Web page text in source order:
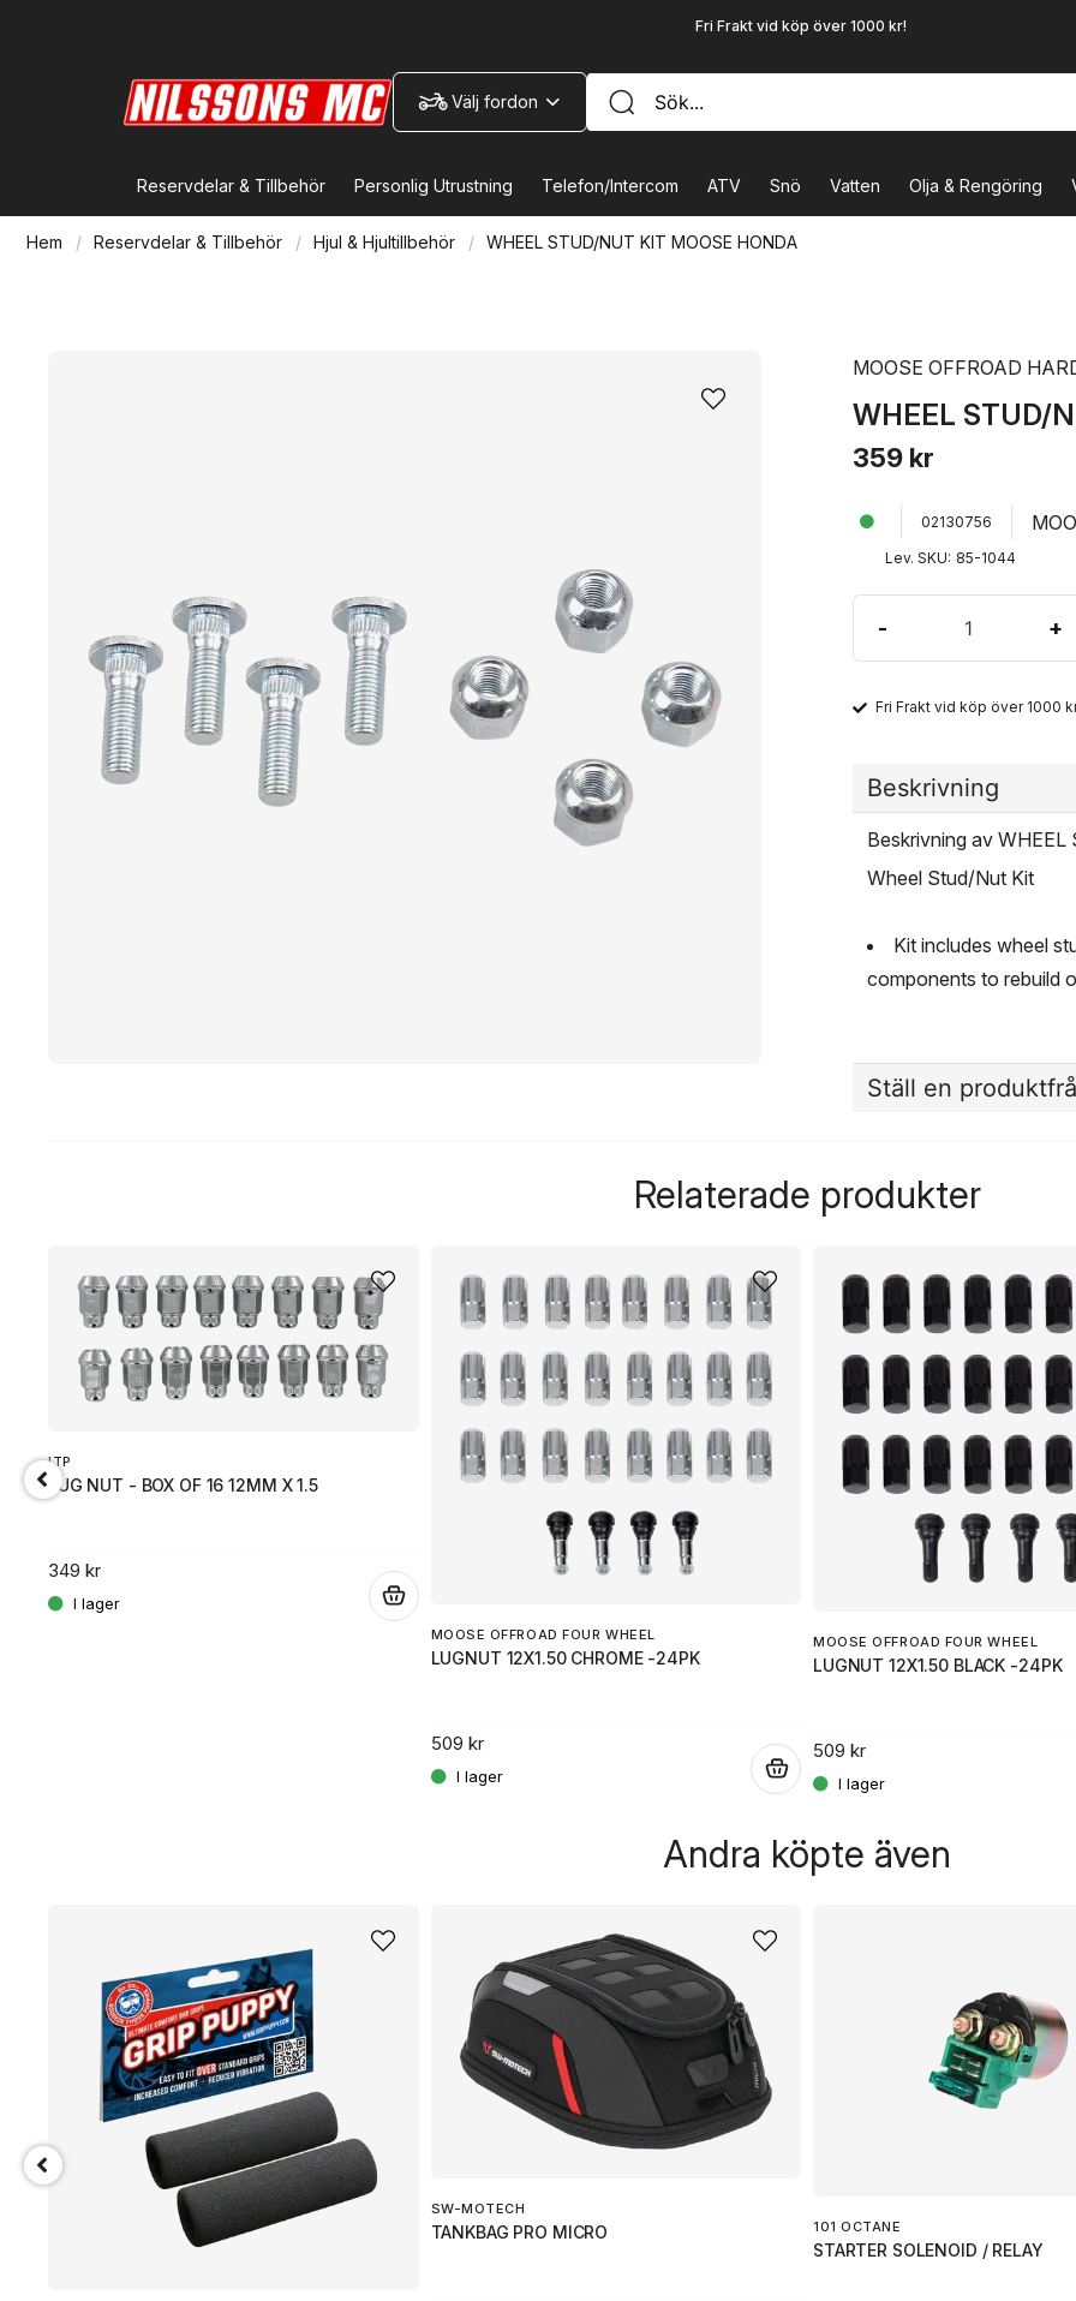
Fri Frakt vid köp över 1000 kr!
Välj fordon
Reservdelar & Tillbehör Personlig Utrustning Telefon/Intercom ATV Snö Vatten Olja & Rengöring
Hem Reservdelar & Tillbehör Hjul & Hjultillbehör WHEEL STUD/NUT KIT MOOSE HONDA
MOOSE OFFROAD
WHEEL STUD/
359 kr
02130756
Lev. SKU: 85-1044
- +
Fri Frakt vid köp över 1000
Beskrivning
Beskrivning av
Wheel Stud/Nut Kit
Kit includes wheel
components to rebuild
Ställ en
name
Namn
Ja, ni får publicera
Relaterade produkter
ITP
LUG NUT - BOX OF 16 12MM X 1.5
349 kr
MOOSE OFFROAD FOUR WHEEL
LUGNUT 12X1.50 CHROME -24PK
509 kr
MOOSE OFFROAD FOUR WHEEL
LUGNUT 12X1.50 BLACK -24PK
509 kr
Andra köpte även
SW-MOTECH
TANKBAG PRO MICRO 101 OCTANE
STARTER SOLENOID / RELAY